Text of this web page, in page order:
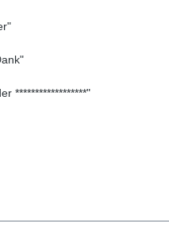
******************"